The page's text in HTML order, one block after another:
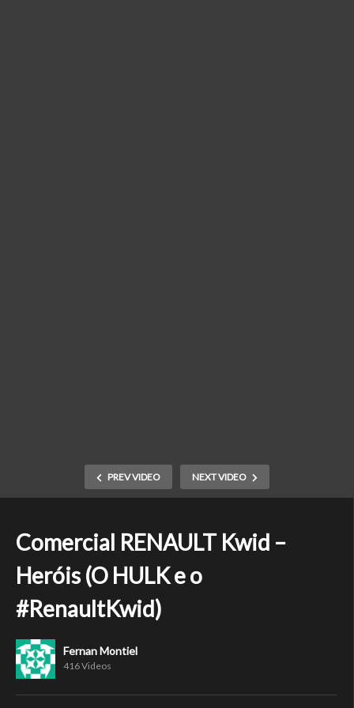
PREV VIDEO NEXT VIDEO
Comercial RENAULT Kwid –
Heróis (O HULK e o
#RenaultKwid)
Fernan Montiel
416 Videos